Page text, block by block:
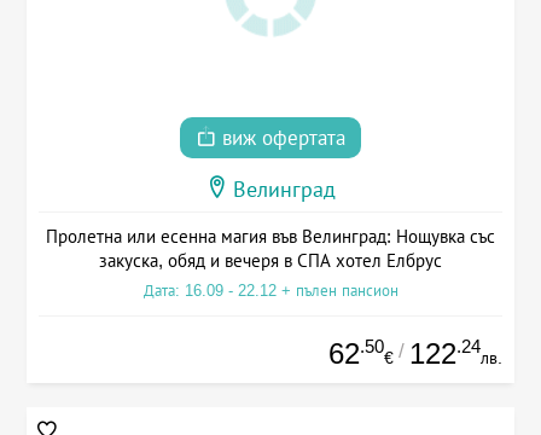
виж офертата
Велинград
Пролетна или есенна магия във Велинград: Нощувка със
закуска, обяд и вечеря в СПА хотел Елбрус
Дата: 16.09 - 22.12 + пълен пансион
62.50
€ / 122.24
лв.